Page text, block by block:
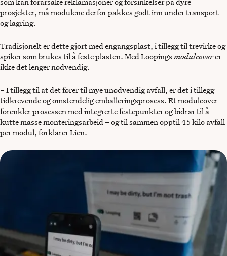
prosjekter, må modulene derfor pakkes godt inn under transport
og lagring.
Tradisjonelt er dette gjort med engangsplast, i tillegg til trevirke og
spiker som brukes til å feste plasten. Med Loopingsmodulcoverer
ikke det lenger nødvendig.
– I tillegg til at det fører til mye unødvendig avfall, er det i tillegg
tidkrevende og omstendelig emballeringsprosess. Et modulcover
forenkler prosessen med integrerte festepunkter og bidrar til å
kutte masse monteringsarbeid – og til sammen opptil 45 kilo avfall
per modul, forklarer Lien.